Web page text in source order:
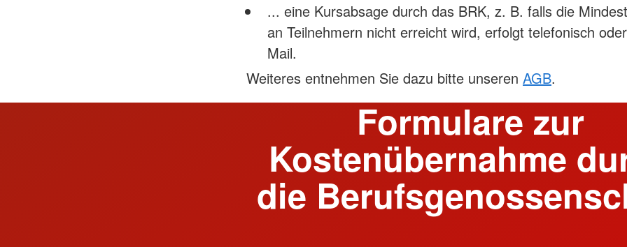
... eine Kursabsage durch das BRK, z. B. falls die
an Teilnehmern nicht erreicht wird, erfolgt telefonisch
Mail.
Weiteres entnehmen Sie dazu bitte unseren AGB.
Formulare zur
Kostenübernahme
die